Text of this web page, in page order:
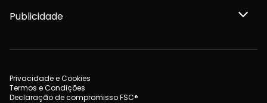
Publicidade
Privacidade e Cookies
Termos e Condições
Declaração de compromisso FSC®